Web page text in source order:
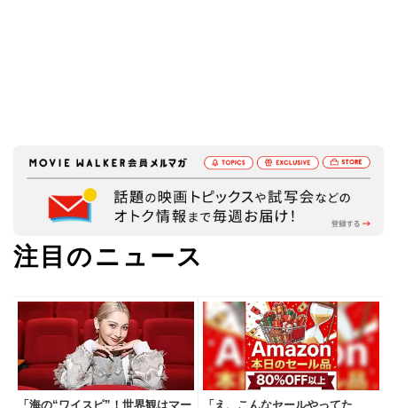
注目のニュース
「海の“ワイスピ”！世界観はマー 「え、こんなセールやってた